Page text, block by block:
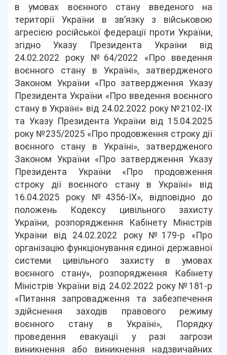
в умовах воєнного стану введеного на
території України в зв’язку з військовою
агресією російської федерації проти України,
згідно Указу Президента України від
24.02.2022 року №64/2022 «Про введення
воєнного стану в Україні», затвердженого
Законом України «Про затвердження Указу
Президента України «Про введення воєнного
стану в Україні» від 24.02.2022 року №2102-IX
та Указу Президента України від 15.04.2025
року №235/2025 «Про продовження строку дії
воєнного стану в Україні», затвердженого
Законом України «Про затвердження Указу
Президента України «Про продовження
строку дії воєнного стану в Україні» від
16.04.2025 року №4356-IX», відповідно до
положень Кодексу цивільного захисту
України, розпорядження Кабінету Міністрів
України від 24.02.2022 року №179-р «Про
організацію функціонування єдиної державної
системи цивільного захисту в умовах
воєнного стану», розпорядження Кабінету
Міністрів України від 24.02.2022 року №181-р
«Питання запровадження та забезпечення
здійснення заходів правового режиму
воєнного стану в Україні», Порядку
проведення евакуації у разі загрози
виникнення або виникнення надзвичайних